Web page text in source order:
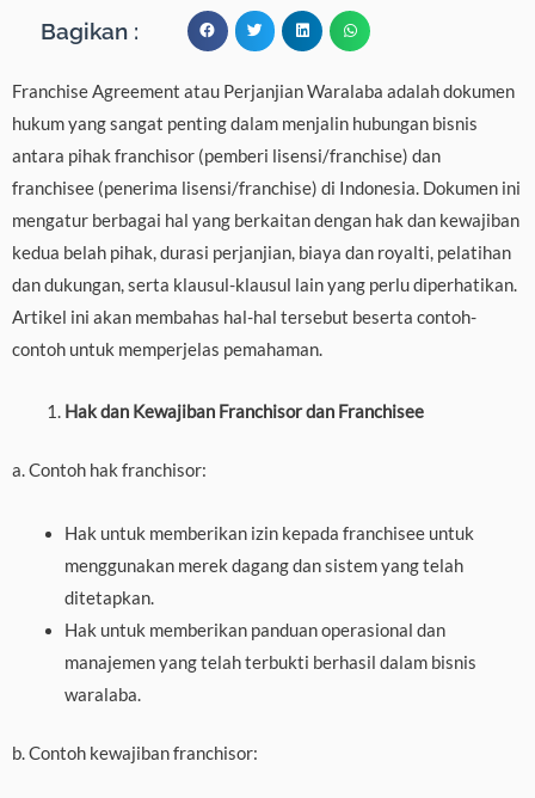
Bagikan :
Franchise Agreement atau Perjanjian Waralaba adalah dokumen
hukum yang sangat penting dalam menjalin hubungan bisnis
antara pihak franchisor (pemberi lisensi/franchise) dan
franchisee (penerima lisensi/franchise) di Indonesia. Dokumen ini
mengatur berbagai hal yang berkaitan dengan hak dan kewajiban
kedua belah pihak, durasi perjanjian, biaya dan royalti, pelatihan
dan dukungan, serta klausul-klausul lain yang perlu diperhatikan.
Artikel ini akan membahas hal-hal tersebut beserta contoh-
contoh untuk memperjelas pemahaman.
Hak dan Kewajiban Franchisor dan Franchisee
a. Contoh hak franchisor:
Hak untuk memberikan izin kepada franchisee untuk
menggunakan merek dagang dan sistem yang telah
ditetapkan.
Hak untuk memberikan panduan operasional dan
manajemen yang telah terbukti berhasil dalam bisnis
waralaba.
b. Contoh kewajiban franchisor: